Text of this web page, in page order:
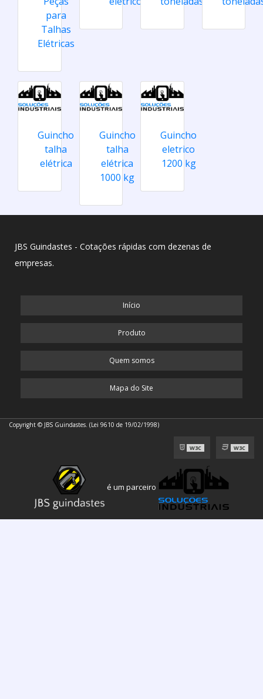
para
Talhas
Elétricas
Guincho
talha
elétrica
Guincho
talha
elétrica
1000 kg
Guincho
eletrico
1200 kg
JBS Guindastes - Cotações rápidas com dezenas de
empresas.
Início
Produto
Quem somos
Mapa do Site
Copyright © JBS Guindastes. (Lei 9610 de 19/02/1998)
W3C W3C
é um parceiro